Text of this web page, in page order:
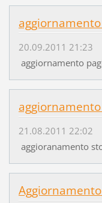
20.09.2011 21:23
aggiornamento
21.08.2011 22:02
aggioranamento